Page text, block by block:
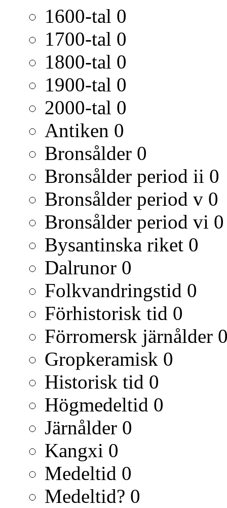
1600-tal 0
1700-tal 0
1800-tal 0
1900-tal 0
2000-tal 0
Antiken 0
Bronsålder 0
Bronsålder period ii 0
Bronsålder period v 0
Bronsålder period vi 0
Bysantinska riket 0
Dalrunor 0
Folkvandringstid 0
Förhistorisk tid 0
Förromersk järnålder
Gropkeramisk 0
Historisk tid 0
Högmedeltid 0
Järnålder 0
Kangxi 0
Medeltid 0
Medeltid? 0